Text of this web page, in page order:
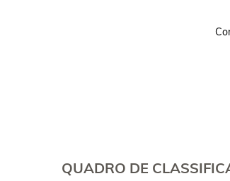
QUADRO DE